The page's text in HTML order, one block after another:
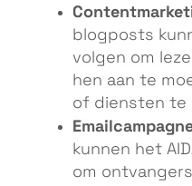
blogposts
volgen om
hen aan te
of diensten te
kunnen het
om